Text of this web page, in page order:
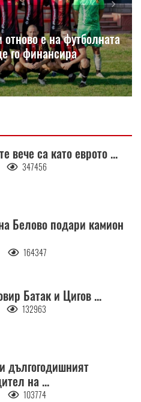
е на футболната
го финансира
Next
вече са като еврото ...
347456
Белово подари камион
164347
Батак и Цигов ...
132963
дългогодишният
на ...
103774